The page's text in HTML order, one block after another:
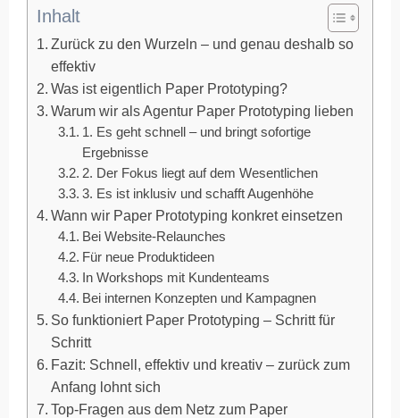
Inhalt
Zurück zu den Wurzeln – und genau deshalb so
effektiv
Was ist eigentlich Paper Prototyping?
Warum wir als Agentur Paper Prototyping lieben
1. Es geht schnell – und bringt sofortige
Ergebnisse
2. Der Fokus liegt auf dem Wesentlichen
3. Es ist inklusiv und schafft Augenhöhe
Wann wir Paper Prototyping konkret einsetzen
Bei Website-Relaunches
Für neue Produktideen
In Workshops mit Kundenteams
Bei internen Konzepten und Kampagnen
So funktioniert Paper Prototyping – Schritt für
Schritt
Fazit: Schnell, effektiv und kreativ – zurück zum
Anfang lohnt sich
Top-Fragen aus dem Netz zum Paper